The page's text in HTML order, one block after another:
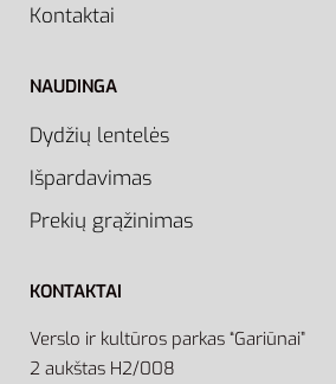
Kontaktai
NAUDINGA
Dydžių lentelės
Išpardavimas
Prekių grąžinimas
KONTAKTAI
Verslo ir kultūros parkas “Gariūnai”
2 aukštas H2/008